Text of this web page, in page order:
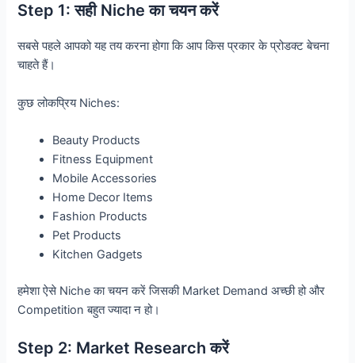
Step 1: सही Niche का चयन करें
सबसे पहले आपको यह तय करना होगा कि आप किस प्रकार के प्रोडक्ट बेचना
चाहते हैं।
कुछ लोकप्रिय Niches:
Beauty Products
Fitness Equipment
Mobile Accessories
Home Decor Items
Fashion Products
Pet Products
Kitchen Gadgets
हमेशा ऐसे Niche का चयन करें जिसकी Market Demand अच्छी हो और
Competition बहुत ज्यादा न हो।
Step 2: Market Research करें